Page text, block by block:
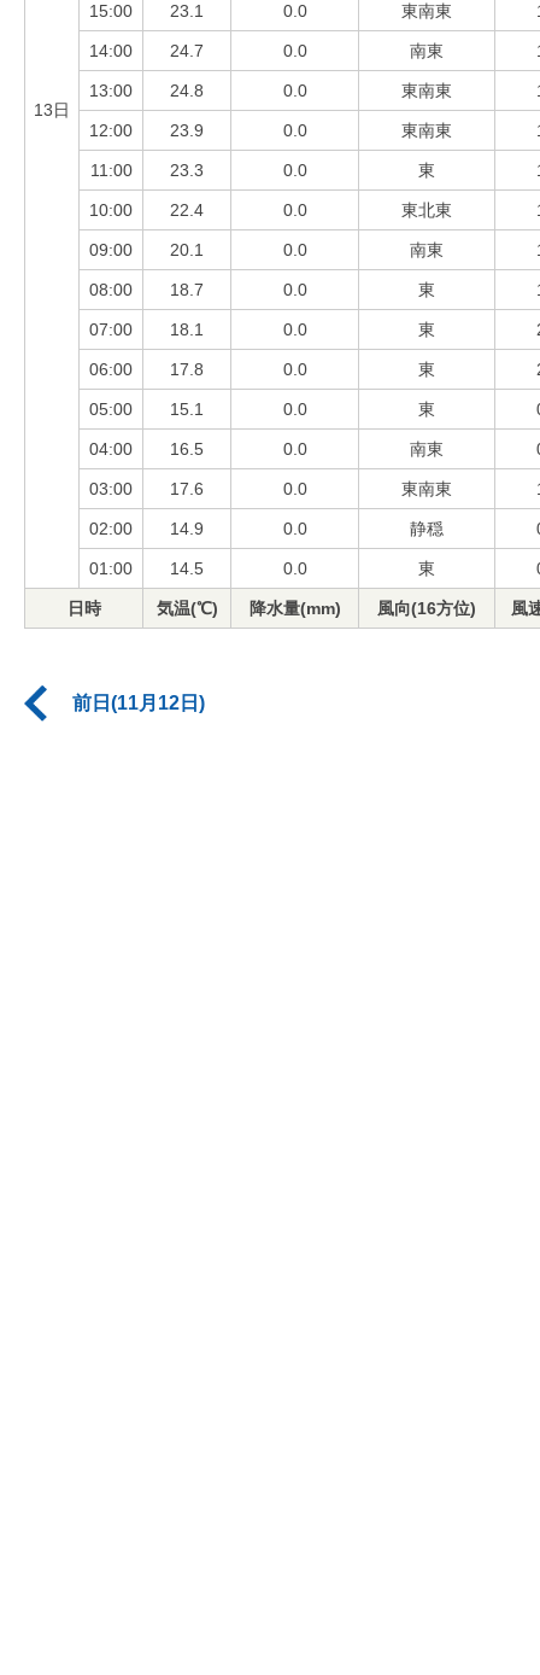
13日
15:00 23.1 0.0 東南東
14:00 24.7 0.0 南東
13:00 24.8 0.0 東南東
12:00 23.9 0.0 東南東
11:00 23.3 0.0 東
10:00 22.4 0.0 東北東
09:00 20.1 0.0 南東
08:00 18.7 0.0 東
07:00 18.1 0.0 東
06:00 17.8 0.0 東
05:00 15.1 0.0 東
04:00 16.5 0.0 南東
03:00 17.6 0.0 東南東
02:00 14.9 0.0 静穏
01:00 14.5 0.0 東
日時 気温(℃) 降水量(mm) 風向(16方位) 風
前日(11月12日)